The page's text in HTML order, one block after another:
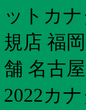
ットカ
規店 福
舗 名古
2022カ